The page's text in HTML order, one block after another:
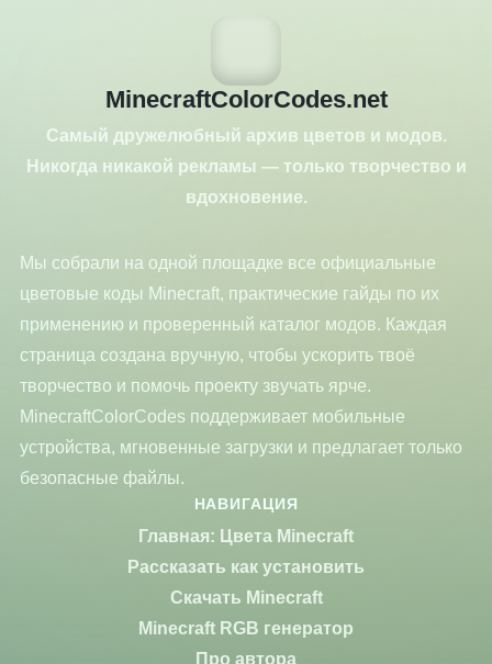
MinecraftColorCodes.net
Самый дружелюбный архив цветов и модов.
Никогда никакой рекламы — только творчество и
вдохновение.
Мы собрали на одной площадке все официальные
цветовые коды Minecraft, практические гайды по их
применению и проверенный каталог модов. Каждая
страница создана вручную, чтобы ускорить твоё
творчество и помочь проекту звучать ярче.
MinecraftColorCodes поддерживает мобильные
устройства, мгновенные загрузки и предлагает только
безопасные файлы.
НАВИГАЦИЯ
Главная: Цвета Minecraft
Рассказать как установить
Скачать Minecraft
Minecraft RGB генератор
Про автора